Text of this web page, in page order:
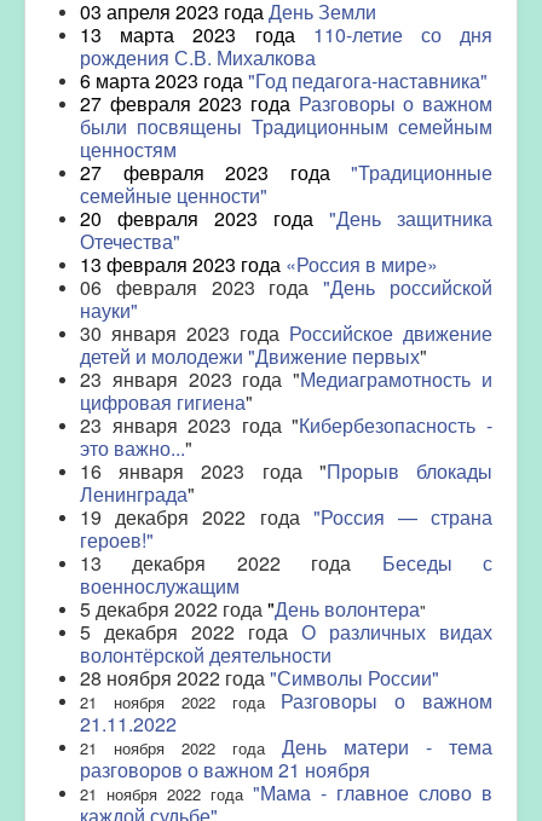
03 апреля 2023 годаДень Земли
13 марта 2023 года 110-летие со дня
рождения С.В. Михалкова
6 марта 2023 года"Год педагога-наставника"
27 февраля 2023 года Разговоры о важном
были посвящены Традиционным семейным
ценностям
27 февраля 2023 года
"Традиционные
семейные ценности"
20 февраля 2023 года "День защитника
Отечества"
13 февраля 2023 года «Россия в мире»
06 февраля 2023 года"День российской
науки"
30 января 2023 года Российское движение
детей и молодежи "Движение первых"
23 января 2023 года "Медиаграмотность и
цифровая гигиена"
23 января 2023 года "Кибербезопасность -
это важно..."
16 января 2023 года "Прорыв блокады
Ленинграда"
19декабря2022 года "Россия — страна
героев!"
13 декабря 2022 года Беседы с
военнослужащим
5 декабря 2022 года"День волонтера"
5 декабря 2022 года О различных видах
волонтёрской деятельности
28 ноября 2022 года"Символы России"
21 ноября 2022 годаРазговоры о важном
21.11.2022
21 ноября 2022 года
День матери - тема
разговоров о важном 21 ноября
21 ноября 2022 года "Мама - главное слово в
каждой судьбе"